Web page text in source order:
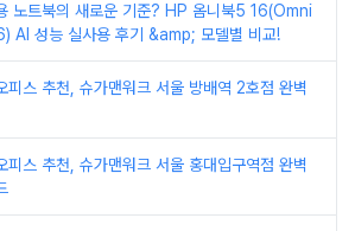
노트북의 새로운 기준? HP 옴니북5 16(Omni
AI 성능 실사용 후기 &amp; 모델별 비교!
피스 추천, 슈가맨워크 서울 방배역 2호점 완벽
피스 추천, 슈가맨워크 서울 홍대입구역점 완벽